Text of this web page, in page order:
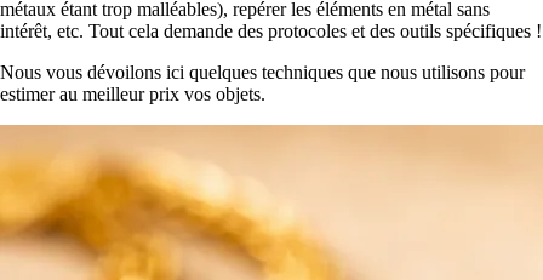
métaux étant trop malléables), repérer les éléments en métal sans
intérêt, etc. Tout cela demande des protocoles et des outils spécifiques !
Nous vous dévoilons ici quelques techniques que nous utilisons pour
estimer au meilleur prix vos objets.